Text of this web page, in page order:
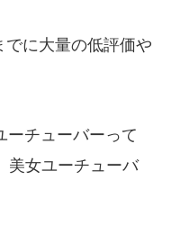
に大量の低評価や
チューバーって
美女ユーチューバ